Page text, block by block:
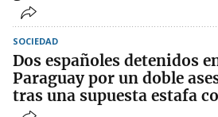
SOCIEDAD
Dos españoles detenidos
Paraguay por un doble
tras una supuesta estafa